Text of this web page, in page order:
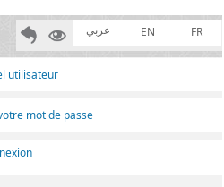
عربي
EN FR
utilisateur
mot de passe